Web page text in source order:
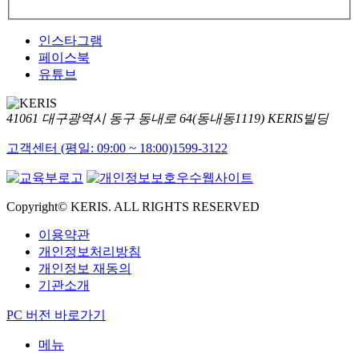
인스타그램
페이스북
유튜브
41061 대구광역시 동구 동내로 64(동내동1119) KERIS빌딩
고객센터 (평일: 09:00 ~ 18:00)1599-3122
Copyright© KERIS. ALL RIGHTS RESERVED
이용약관
개인정보처리방침
개인정보 재동의
기관소개
PC 버전 바로가기
메뉴